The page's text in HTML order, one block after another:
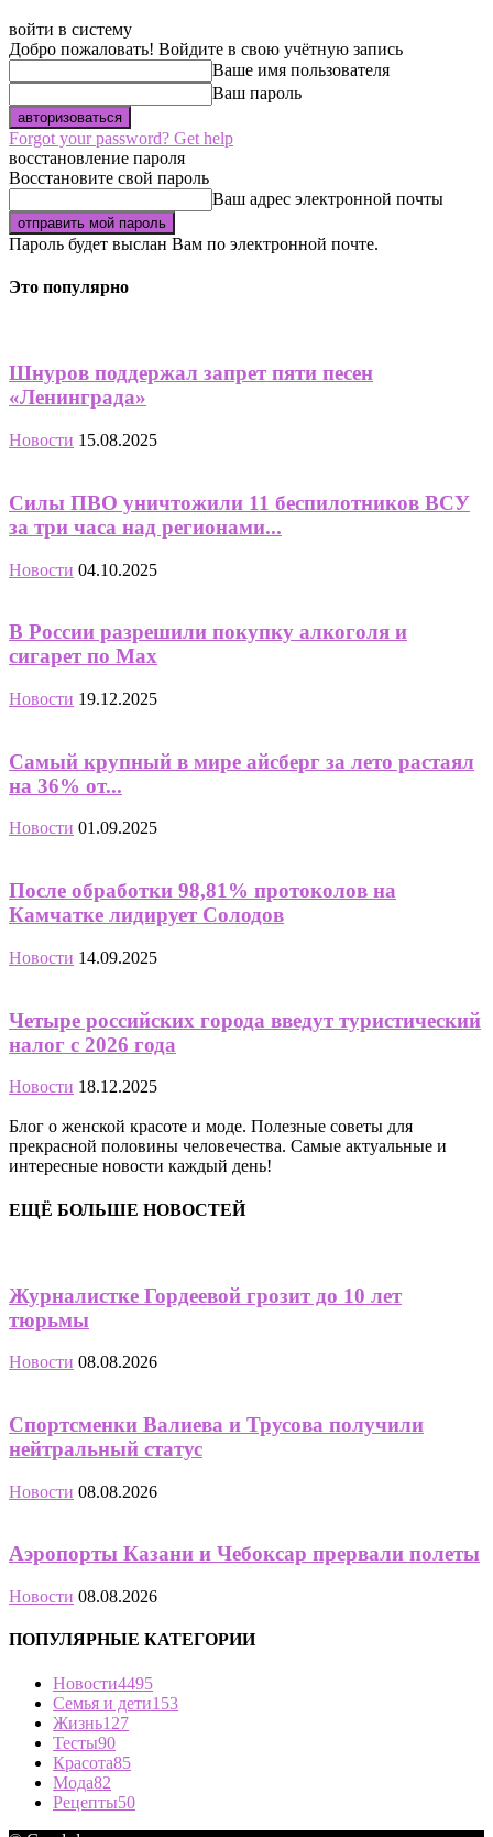
войти в систему
Добро пожаловать! Войдите в свою учётную запись
Ваше имя пользователя
Ваш пароль
Forgot your password? Get help
восстановление пароля
Восстановите свой пароль
Ваш адрес электронной почты
Пароль будет выслан Вам по электронной почте.
Это популярно
Шнуров поддержал запрет пяти песен
«Ленинграда»
Новости 15.08.2025
Силы ПВО уничтожили 11 беспилотников ВСУ
за три часа над регионами...
Новости 04.10.2025
В России разрешили покупку алкоголя и
сигарет по Max
Новости 19.12.2025
Самый крупный в мире айсберг за лето растаял
на 36% от...
Новости 01.09.2025
После обработки 98,81% протоколов на
Камчатке лидирует Солодов
Новости 14.09.2025
Четыре российских города введут туристический
налог с 2026 года
Новости 18.12.2025
Блог о женской красоте и моде. Полезные советы для
прекрасной половины человечества. Самые актуальные и
интересные новости каждый день!
ЕЩЁ БОЛЬШЕ НОВОСТЕЙ
Журналистке Гордеевой грозит до 10 лет
тюрьмы
Новости 08.08.2026
Спортсменки Валиева и Трусова получили
нейтральный статус
Новости 08.08.2026
Аэропорты Казани и Чебоксар прервали полеты
Новости 08.08.2026
ПОПУЛЯРНЫЕ КАТЕГОРИИ
Новости4495
Семья и дети153
Жизнь127
Тесты90
Красота85
Мода82
Рецепты50